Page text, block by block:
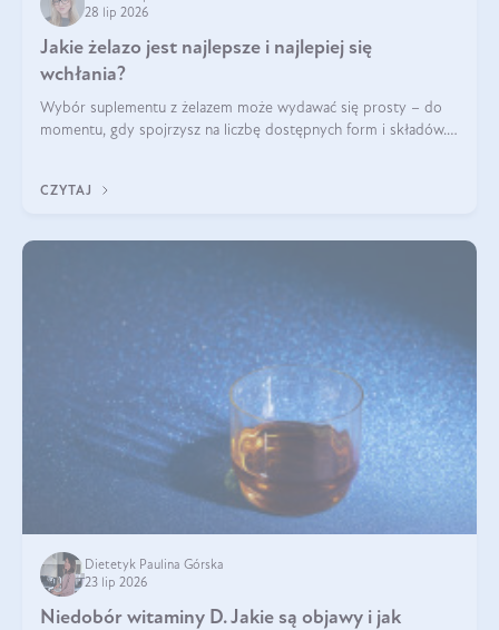
28 lip 2026
Jakie żelazo jest najlepsze i najlepiej się
wchłania?
Wybór suplementu z żelazem może wydawać się prosty – do
momentu, gdy spojrzysz na liczbę dostępnych form i składów.
zawierać suplement?
CZYTAJ
Dietetyk Paulina Górska
23 lip 2026
Niedobór witaminy D. Jakie są objawy i jak